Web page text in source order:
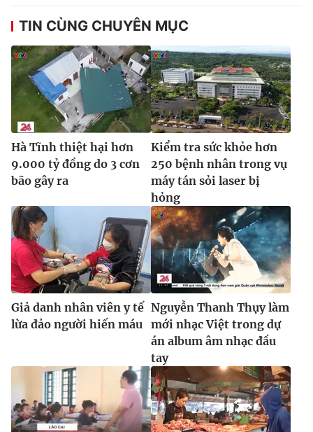
Email:toasoan@vtv.vn
Liên hệ quảng cáo:024-7300.7108
® Cấm sao chép dưới mọi hình thức nếu không có sự chấp
thuận bằng văn bản. Ghi rõ nguồn VTV.vn khi phát hành lại
thông tin từ website này.
TIN CÙNG CHUYÊN MỤC
Hà Tĩnh thiệt hại hơn
9.000 tỷ đồng do 3 cơn
bão gây ra
Kiểm tra sức khỏe hơn
250 bệnh nhân trong vụ
máy tán sỏi laser bị
hỏng
Giả danh nhân viên y tế
lừa đảo người hiến máu
Nguyễn Thanh Thụy làm
mới nhạc Việt trong dự
án album âm nhạc đầu
tay